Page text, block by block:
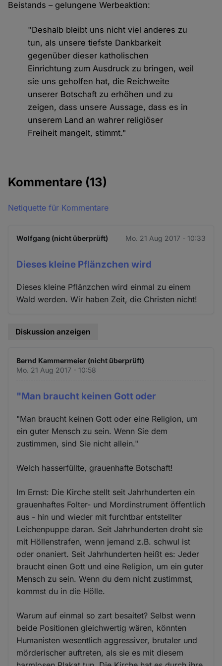
Beistands – gelungene Werbeaktion:
"Deshalb bleibt uns nicht viel anderes zu
tun, als unsere tiefste Dankbarkeit
gegenüber dieser katholischen
Einrichtung zum Ausdruck zu bringen, weil
sie uns geholfen hat, die Reichweite
unserer Botschaft zu erhöhen und zu
zeigen, dass unsere Aussage, dass es in
unserem Land an wahrer religiöser
Freiheit mangelt, stimmt."
Kommentare (13)
Netiquette für Kommentare
Wolfgang (nicht überprüft) Mo. 21 Aug 2017 - 10:33
Dieses kleine Pflänzchen wird
Dieses kleine Pflänzchen wird einmal zu einem
Wald werden. Wir haben Zeit, die Christen nicht!
Diskussion anzeigen
Bernd Kammermeier (nicht überprüft)
Mo. 21 Aug 2017 - 10:58
"Man braucht keinen Gott oder
"Man braucht keinen Gott oder eine Religion, um
ein guter Mensch zu sein. Wenn Sie dem
zustimmen, sind Sie nicht allein."
Welch hasserfüllte, grauenhafte Botschaft!
Im Ernst: Die Kirche stellt seit Jahrhunderten ein
grauenhaftes Folter- und Mordinstrument öffentlich
aus - hin und wieder mit furchtbar entstellter
Leichenpuppe daran. Seit Jahrhunderten droht sie
mit Höllenstrafen, wenn jemand z.B. schwul ist
oder onaniert. Seit Jahrhunderten heißt es: Jeder
braucht einen Gott und eine Religion, um ein guter
Mensch zu sein. Wenn du dem nicht zustimmst,
kommst du in die Hölle.
Warum auf einmal so zart besaitet? Selbst wenn
beide Positionen gleichwertig wären, könnten
Humanisten wesentlich aggressiver, brutaler und
mörderischer auftreten, als sie es mit diesem